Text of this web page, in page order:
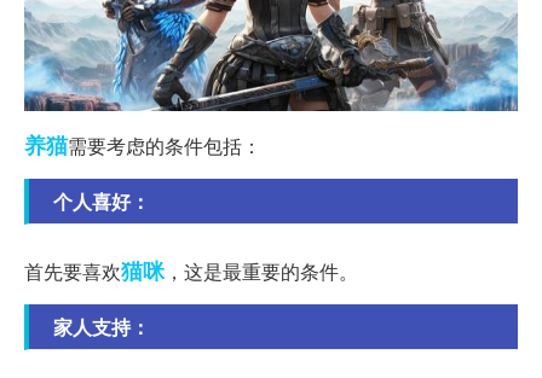
养猫需要考虑的条件包括：
个人喜好：
首先要喜欢猫咪，这是最重要的条件。
家人支持：